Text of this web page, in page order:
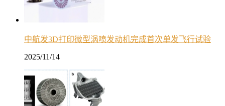
中航发3D打印微型涡喷发动机完成首次单发飞行试验
2025/11/14